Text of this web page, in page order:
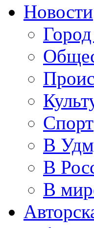
Новости
Спорт
В
В
В